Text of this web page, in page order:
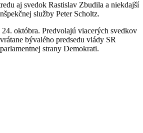
aj svedok Rastislav Zbudila a niekdajší
služby Peter Scholtz.
októbra. Predvolajú viacerých svedkov
bývalého predsedu vlády SR
strany Demokrati.